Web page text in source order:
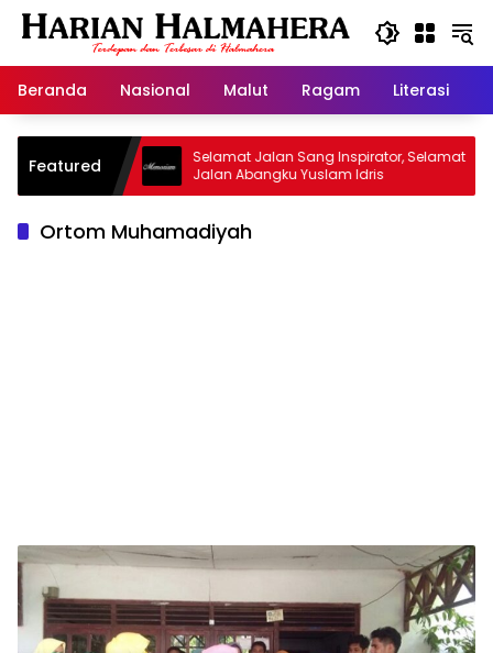
Langsung
Beranda
Nasional Malut Ragam Literasi
Featured
Warisan
Selamat Jalan Sang Inspirator, Selamat
Jalan Abangku Yuslam Idris
Ortom Muhamadiyah